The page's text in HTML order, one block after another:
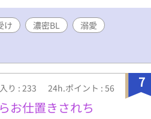
け 濃密BL
溺愛
7
り : 233 24h.ポイント : 56
お仕置きされち